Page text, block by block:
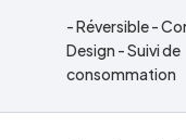
- Réversible -
Design - Suivi de
consommation